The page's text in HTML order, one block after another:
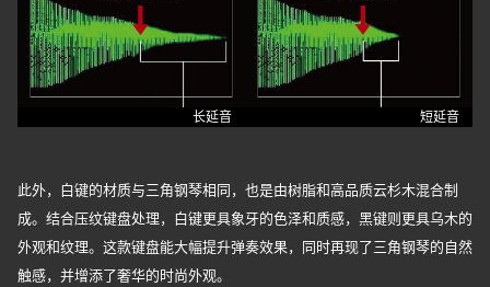
长延音 短延音
此外，白键的材质与三角钢琴相同，也是由树脂和高品质云杉木混合制
成。结合压纹键盘处理，白键更具象牙的色泽和质感，黑键则更具乌木的
外观和纹理。这款键盘能大幅提升弹奏效果，同时再现了三角钢琴的自然
触感，并增添了奢华的时尚外观。